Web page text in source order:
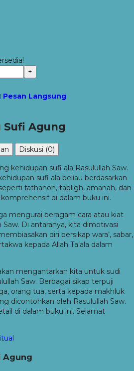
+
Pesan Langsung
Sufi Agung
Diskusi (0)
kehidupan sufi ala Rasulullah Saw.
sufi ala beliau berdasarkan
fathanoh, tabligh, amanah, dan
di dalam buku ini.
mengurai beragam cara atau kiat
Saw. Di antaranya, kita dimotivasi
diri bersikap wara’, sabar,
kepada Allah Ta’ala dalam
mengantarkan kita untuk sudi
Saw. Berbagai sikap terpuji
orang tua, serta kepada makhluk
dicontohkan oleh Rasulullah Saw.
di dalam buku ini. Selamat
Agung